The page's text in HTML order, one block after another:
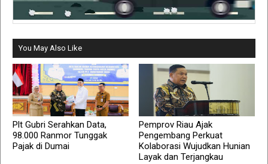
You May Also Like
Plt Gubri Serahkan Data,
98.000 Ranmor Tunggak
Pajak di Dumai
Pemprov Riau Ajak
Pengembang Perkuat
Kolaborasi Wujudkan Hunian
Layak dan Terjangkau